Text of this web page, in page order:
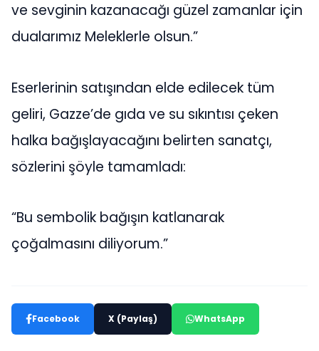
ve sevginin kazanacağı güzel zamanlar için
dualarımız Meleklerle olsun.”
Eserlerinin satışından elde edilecek tüm
geliri, Gazze’de gıda ve su sıkıntısı çeken
halka bağışlayacağını belirten sanatçı,
sözlerini şöyle tamamladı:
“Bu sembolik bağışın katlanarak
çoğalmasını diliyorum.”
Facebook X (Paylaş) WhatsApp